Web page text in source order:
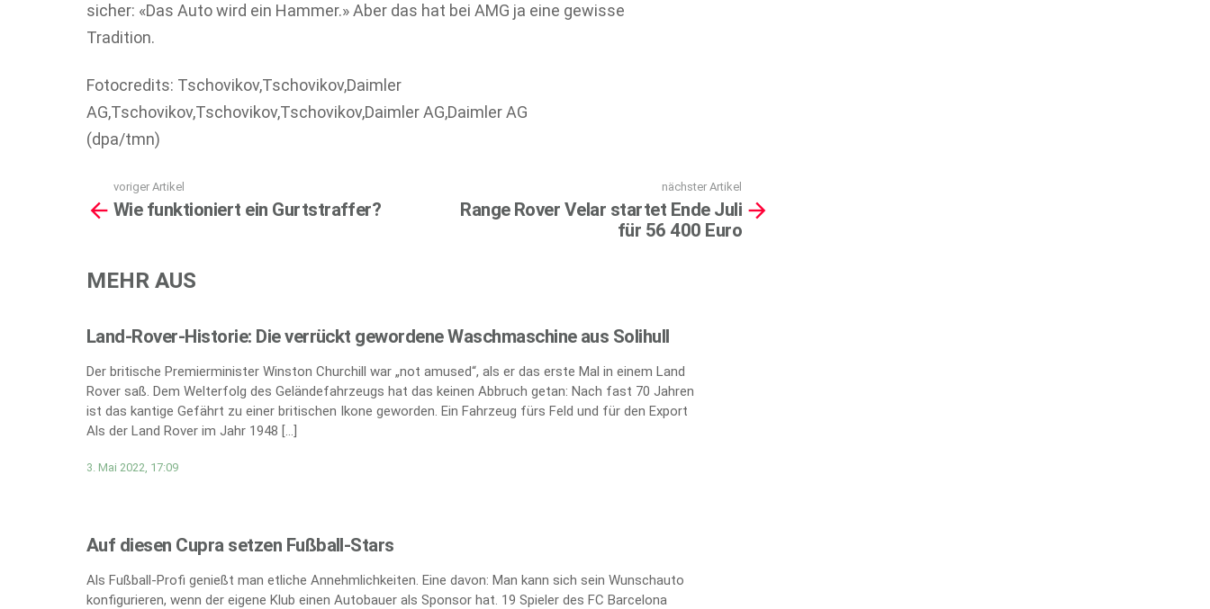
sicher: «Das Auto wird ein Hammer.» Aber das hat bei AMG ja eine gewisse
Tradition.
Fotocredits: Tschovikov,Tschovikov,Daimler
AG,Tschovikov,Tschovikov,Tschovikov,Daimler AG,Daimler AG
(dpa/tmn)
more
voriger Artikel
Wie funktioniert ein Gurtstraffer?
nächster Artikel
Range Rover Velar startet Ende Juli
für 56 400 Euro
MEHR AUS
Land-Rover-Historie: Die verrückt gewordene Waschmaschine aus Solihull
Der britische Premierminister Winston Churchill war „not amused“, als er das erste Mal in einem Land
Rover saß. Dem Welterfolg des Geländefahrzeugs hat das keinen Abbruch getan: Nach fast 70 Jahren
ist das kantige Gefährt zu einer britischen Ikone geworden. Ein Fahrzeug fürs Feld und für den Export
Als der Land Rover im Jahr 1948 […]
3. Mai 2022, 17:09
Auf diesen Cupra setzen Fußball-Stars
Als Fußball-Profi genießt man etliche Annehmlichkeiten. Eine davon: Man kann sich sein Wunschauto
konfigurieren, wenn der eigene Klub einen Autobauer als Sponsor hat. 19 Spieler des FC Barcelona